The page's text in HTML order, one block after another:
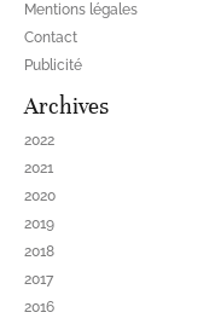
Mentions légales
Contact
Publicité
Archives
2022
2021
2020
2019
2018
2017
2016